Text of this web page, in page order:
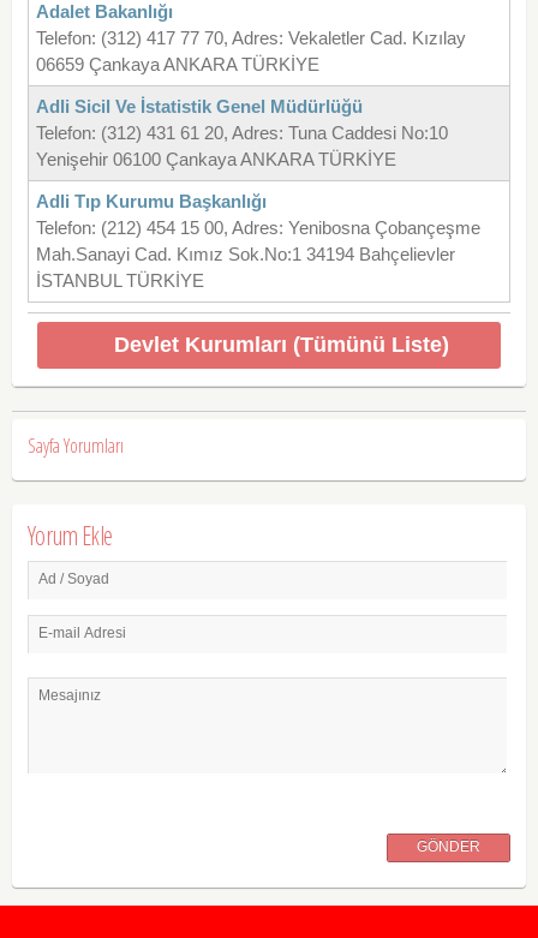
Adalet Bakanlığı
Telefon: (312) 417 77 70, Adres: Vekaletler Cad. Kızılay
06659 Çankaya ANKARA TÜRKİYE
Adli Sicil Ve İstatistik Genel Müdürlüğü
Telefon: (312) 431 61 20, Adres: Tuna Caddesi No:10
Yenişehir 06100 Çankaya ANKARA TÜRKİYE
Adli Tıp Kurumu Başkanlığı
Telefon: (212) 454 15 00, Adres: Yenibosna Çobançeşme
Mah.Sanayi Cad. Kımız Sok.No:1 34194 Bahçelievler
İSTANBUL TÜRKİYE
Devlet Kurumları (Tümünü Liste)
Sayfa Yorumları
Yorum Ekle
Ad / Soyad
E-mail Adresi
Mesajınız
GÖNDER